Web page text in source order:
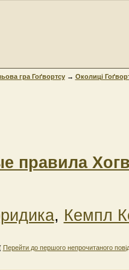
гра Гоґвортсу→ Околиці
правила
, Кемпл
Перейти до першого непрочитаного